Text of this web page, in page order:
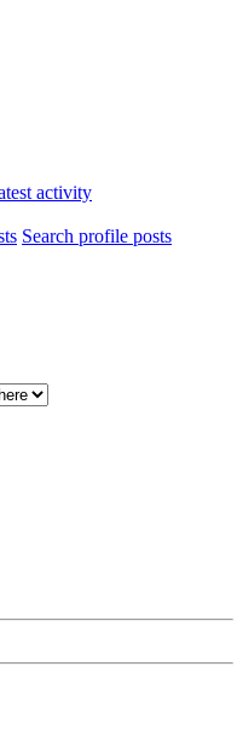
activity
Search profile posts